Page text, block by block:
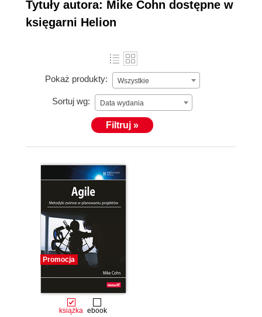
Tytuły autora: Mike Cohn dostępne w
księgarni Helion
Pokaż produkty: Wszystkie
Sortuj wg: Data wydania
Filtruj »
Promocja
książka ebook